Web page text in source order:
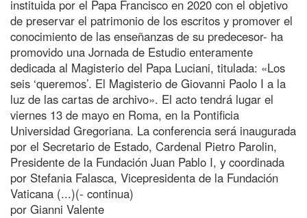
instituida por el Papa Francisco en 2020 con el objetivo
de preservar el patrimonio de los escritos y promover el
conocimiento de las enseñanzas de su predecesor- ha
promovido una Jornada de Estudio enteramente
dedicada al Magisterio del Papa Luciani, titulada: «Los
seis ‘queremos’. El Magisterio de Giovanni Paolo I a la
luz de las cartas de archivo». El acto tendrá lugar el
viernes 13 de mayo en Roma, en la Pontificia
Universidad Gregoriana. La conferencia será inaugurada
por el Secretario de Estado, Cardenal Pietro Parolin,
Presidente de la Fundación Juan Pablo I, y coordinada
por Stefania Falasca, Vicepresidenta de la Fundación
Vaticana (...)(- continua)
por Gianni Valente